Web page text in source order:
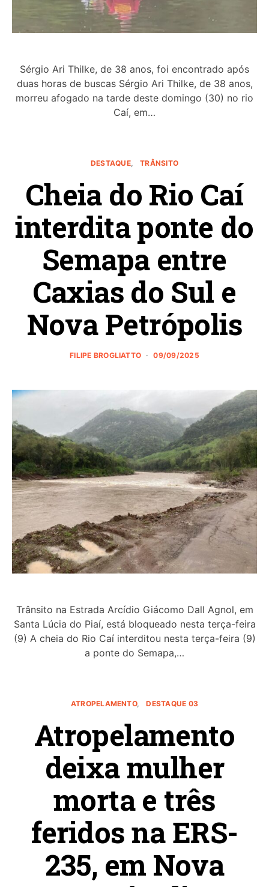
Sérgio Ari Thilke, de 38 anos, foi encontrado após
duas horas de buscas Sérgio Ari Thilke, de 38 anos,
morreu afogado na tarde deste domingo (30) no rio
Caí, em…
DESTAQUE TRÂNSITO
Cheia do Rio Caí
interdita ponte do
Semapa entre
Caxias do Sul e
Nova Petrópolis
FILIPE BROGLIATTO 09/09/2025
Trânsito na Estrada Arcídio Giácomo Dall Agnol, em
Santa Lúcia do Piaí, está bloqueado nesta terça-feira
(9) A cheia do Rio Caí interditou nesta terça-feira (9)
a ponte do Semapa,…
ATROPELAMENTO DESTAQUE 03
Atropelamento
deixa mulher
morta e três
feridos na ERS-
235, em Nova